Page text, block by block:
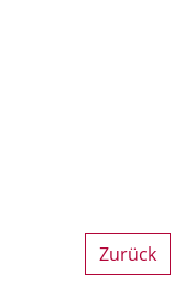
Zurück